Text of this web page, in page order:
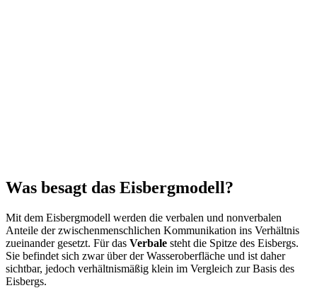
Was besagt das Eisbergmodell?
Mit dem Eisbergmodell werden die verbalen und nonverbalen
Anteile der zwischenmenschlichen Kommunikation ins Verhältnis
zueinander gesetzt. Für das Verbale steht die Spitze des Eisbergs.
Sie befindet sich zwar über der Wasseroberfläche und ist daher
sichtbar, jedoch verhältnismäßig klein im Vergleich zur Basis des
Eisbergs.